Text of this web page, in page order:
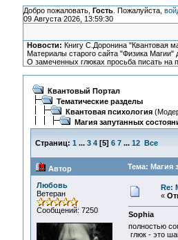
Добро пожаловать, Гость. Пожалуйста,
09 Августа 2026, 13:59:30
Новости: Книгу С.Доронина "Квантовая
Материалы старого сайта "Физика
О замеченных глюках просьба писать на
Квантовый Портал
Тематические разделы
Квантовая психология
Магия запутанных
Страниц: 1 ... 3 4[5] 6 7 ... 12 Все
Автор Тема: Магия
Любовь
Ветеран
Сообщений: 7250
Re:
«
Sophia
полностью
глюк - это